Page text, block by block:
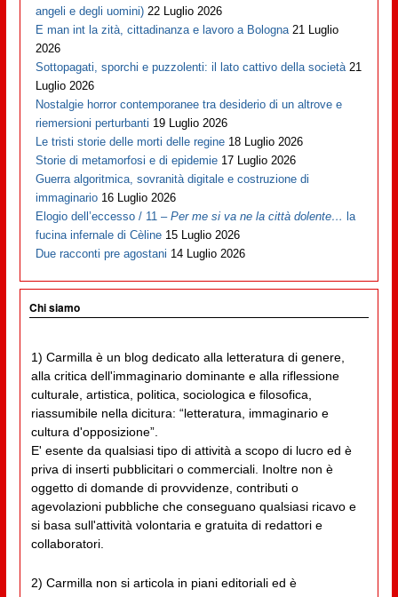
angeli e degli uomini) 22 Luglio 2026
E man int la zità, cittadinanza e lavoro a Bologna 21 Luglio
2026
Sottopagati, sporchi e puzzolenti: il lato cattivo della società 21
Luglio 2026
Nostalgie horror contemporanee tra desiderio di un altrove e
riemersioni perturbanti 19 Luglio 2026
Le tristi storie delle morti delle regine 18 Luglio 2026
Storie di metamorfosi e di epidemie 17 Luglio 2026
Guerra algoritmica, sovranità digitale e costruzione di
immaginario 16 Luglio 2026
Elogio dell’eccesso / 11 –Per me si va ne la città dolente… la
fucina infernale di Cèline 15 Luglio 2026
Due racconti pre agostani 14 Luglio 2026
Chi siamo
1) Carmilla è un blog dedicato alla letteratura di genere,
alla critica dell'immaginario dominante e alla riflessione
culturale, artistica, politica, sociologica e filosofica,
riassumibile nella dicitura: “letteratura, immaginario e
cultura d'opposizione”.
E' esente da qualsiasi tipo di attività a scopo di lucro ed è
priva di inserti pubblicitari o commerciali. Inoltre non è
oggetto di domande di provvidenze, contributi o
agevolazioni pubbliche che conseguano qualsiasi ricavo e
si basa sull'attività volontaria e gratuita di redattori e
collaboratori.
2) Carmilla non si articola in piani editoriali ed è